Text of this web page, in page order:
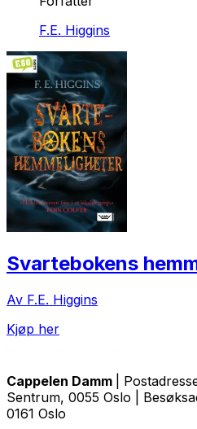
F.E. Higgins
Svartebokens
Av F.E. Higgins
Kjøp her
Cappelen Damm
|
Sentrum, 0055 Oslo |
0161 Oslo